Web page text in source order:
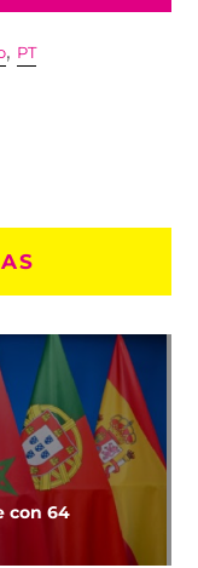
, PT
con 64